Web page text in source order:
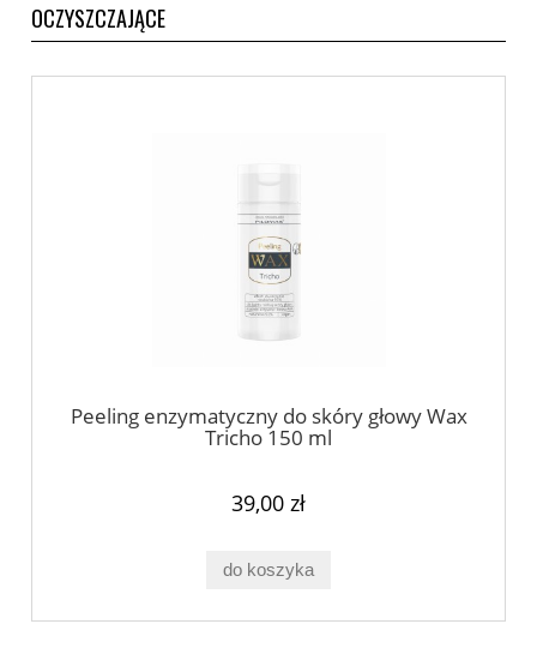
OCZYSZCZAJĄCE
Peeling enzymatyczny do skóry głowy Wax
Tricho 150 ml
39,00 zł
do koszyka